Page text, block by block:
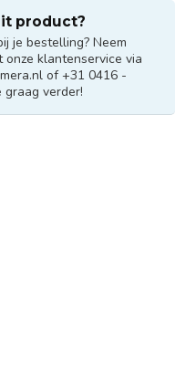
product?
je bestelling? Neem
klantenservice via
of +31 0416 -
graag verder!